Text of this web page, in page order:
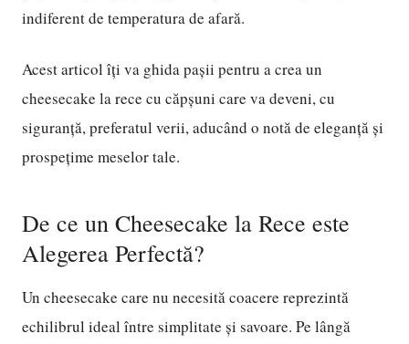
indiferent de temperatura de afară.
Acest articol îți va ghida pașii pentru a crea un
cheesecake la rece cu căpșuni care va deveni, cu
siguranță, preferatul verii, aducând o notă de eleganță și
prospețime meselor tale.
De ce un Cheesecake la Rece este
Alegerea Perfectă?
Un cheesecake care nu necesită coacere reprezintă
echilibrul ideal între simplitate și savoare. Pe lângă